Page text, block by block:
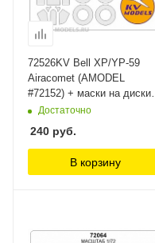
72526KV Bell XP/YP-59
Airacomet (AMODEL
#72152) + маски на диски
колеса KV Models
Достаточно
240 руб.
В корзину